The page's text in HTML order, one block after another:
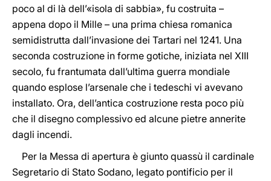
poco al di là dell’«isola di sabbia», fu costruita –
appena dopo il Mille – una prima chiesa romanica
semidistrutta dall’invasione dei Tartari nel 1241. Una
seconda costruzione in forme gotiche, iniziata nel XIII
secolo, fu frantumata dall’ultima guerra mondiale
quando esplose l’arsenale che i tedeschi vi avevano
installato. Ora, dell’antica costruzione resta poco più
che il disegno complessivo ed alcune pietre annerite
dagli incendi.
Per la Messa di apertura è giunto quassù il cardinale
Segretario di Stato Sodano, legato pontificio per il